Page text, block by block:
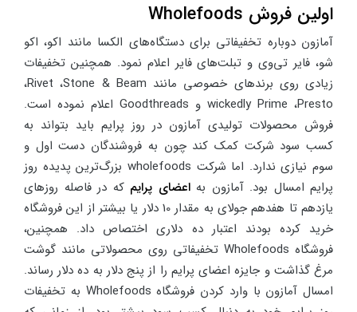
اولین فروش Wholefoods
آمازون دوباره تخفیفاتی برای دستگاه‌های الکسا مانند اکو، اکو
شو، فایر تی‌وی و تبلت‌های فایر اعلام نمود. همچنین تخفیفات
زیادی روی برندهای خصوصی مانند Stone & Beam، Rivet،
Presto، wickedly Prime و Goodthreads اعلام نموده است.
فروش محصولات تولیدی آمازون در روز پرایم باید بتواند به
کسب سود شرکت کمک کند چون به فروشندگان دست اول و
سوم نیازی ندارد. اما شرکت wholefoods بزرگ‌ترین پدیده روز
پرایم امسال بود. آمازون به اعضای پرایمکه در فاصله روزهای
یازدهم تا هفدهم جولای به مقدار 10 دلار یا بیشتر از این فروشگاه
خرید کرده بودند اعتبار ده دلاری اختصاص داد. همچنین،
فروشگاه Wholefoods تخفیفاتی روی محصولاتی مانند گوشت
مرغ گذاشت و جایزه اعضای پرایم را از پنج دلار به ده دلار رساند.
امسال آمازون با وارد کردن فروشگاه Wholefoods به تخفیفات